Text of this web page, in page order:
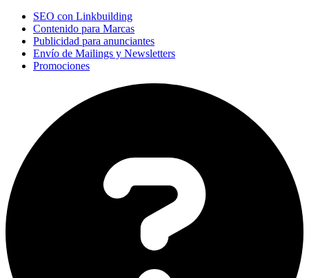
SEO con Linkbuilding
Contenido para Marcas
Publicidad para anunciantes
Envío de Mailings y Newsletters
Promociones